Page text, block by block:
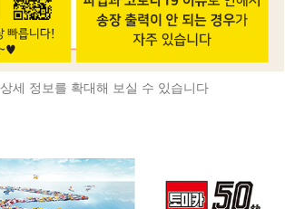
상세 정보를 확대해 보실 수 있습니다